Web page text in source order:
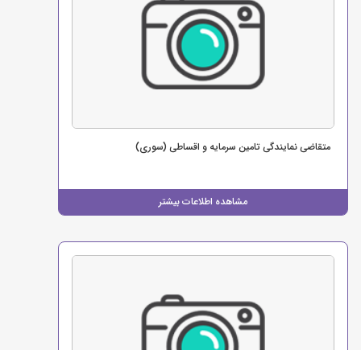
مشاهده اطلاعات بیشتر
متقاضی نمایندگی تامین سرمایه و اقساطی (سوری)